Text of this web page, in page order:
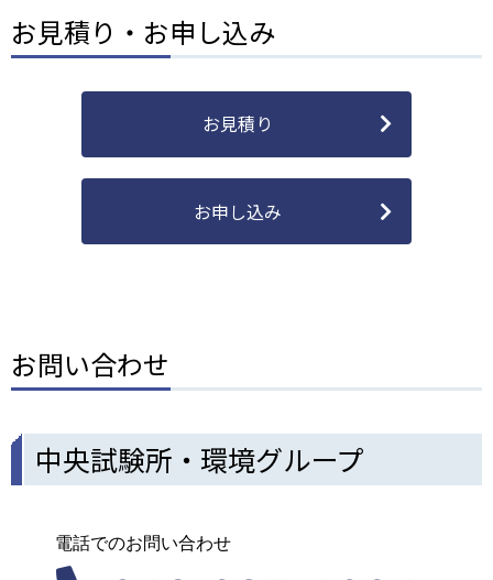
お見積り・お申し込み
お見積り
お申し込み
お問い合わせ
中央試験所・環境グループ
電話でのお問い合わせ